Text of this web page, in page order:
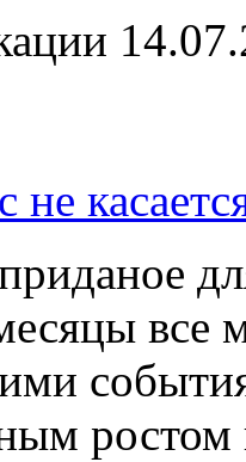
не
все
ростом